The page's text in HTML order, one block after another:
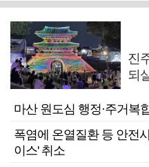
진
되
마산 원도심 행정·주거복
폭염에 온열질환 등 안전
이스' 취소